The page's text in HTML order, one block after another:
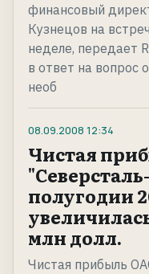
финансовый
Кузнецов на
неделе, передает
в ответ на вопрос
необ
08.09.2008 12:34
Чистая
полугодии
млн долл.
Чистая прибыль